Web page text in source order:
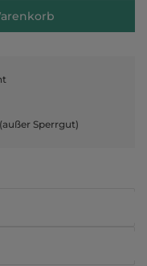
Sperrgut)